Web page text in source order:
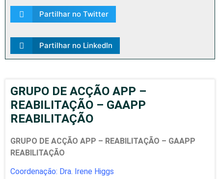
Partilhar no Twitter
Partilhar no LinkedIn
GRUPO DE ACÇÃO APP –
REABILITAÇÃO – GAAPP
REABILITAÇÃO
GRUPO DE ACÇÃO APP – REABILITAÇÃO – GAAPP
REABILITAÇÃO
Coordenação: Dra. Irene Higgs